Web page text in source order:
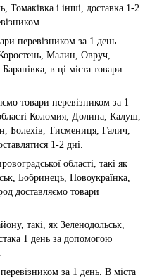
Томаківка і інші, доставка 1-2
перевізником за 1 день.
Малин, Овруч,
в ці міста товари
товари перевізником за 1
Коломия, Долина, Калуш,
Болехів, Тисмениця, Галич,
1-2 дні.
області, такі як
Бобринець, Новоукраїнка,
доставляємо товари
такі, як Зеленодольськ,
1 день за допомогою
за 1 день. В міста